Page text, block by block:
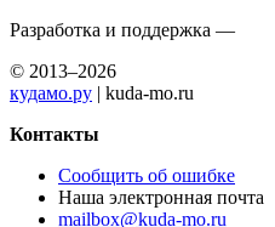
Разработка и поддержка —
© 2013–2026
кудамо.ру | kuda-mo.ru
Контакты
Сообщить об ошибке
Наша электронная почта
mailbox@kuda-mo.ru